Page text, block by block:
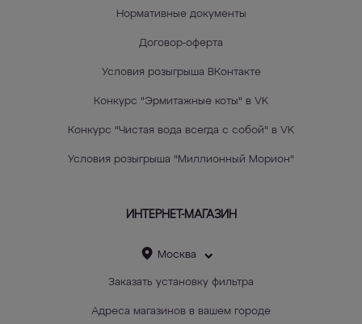
Нормативные документы
Договор-оферта
Условия розыгрыша ВКонтакте
Конкурс "Эрмитажные коты" в VK
Конкурс "Чистая вода всегда с собой" в VK
Условия розыгрыша "Миллионный Морион"
ИНТЕРНЕТ-МАГАЗИН
Москва
Заказать установку фильтра
Адреса магазинов в вашем городе